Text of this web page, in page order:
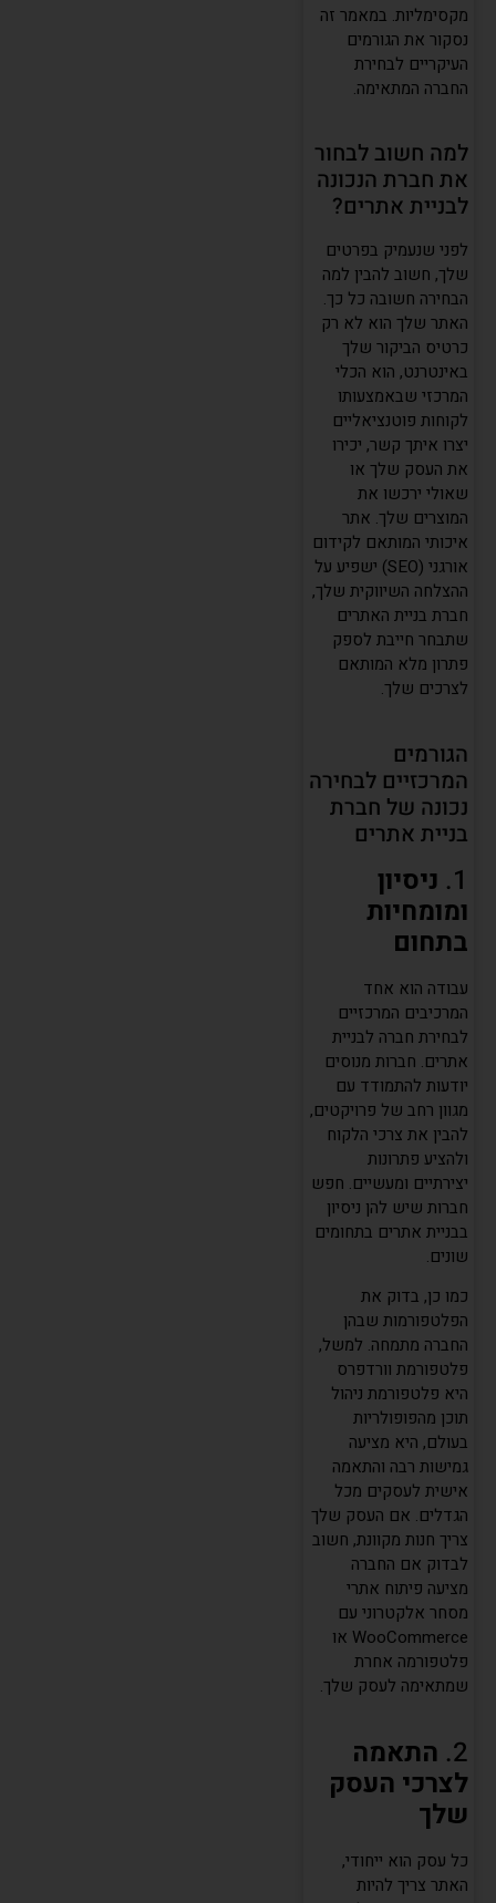
מקסימליות. במאמר זה
נסקור את הגורמים
העיקריים לבחירת
החברה המתאימה.
למה חשוב לבחור
את חברת הנכונה
לבניית אתרים?
לפני שנעמיק בפרטים
שלך, חשוב להבין למה
הבחירה חשובה כל כך.
האתר שלך הוא לא רק
כרטיס הביקור שלך
באינטרנט, הוא הכלי
המרכזי שבאמצעותו
לקוחות פוטנציאליים
יצרו איתך קשר, יכירו
את העסק שלך או
שאולי ירכשו את
המוצרים שלך. אתר
איכותי המותאם לקידום
אורגני (SEO) ישפיע על
ההצלחה השיווקית שלך,
חברת בניית האתרים
שתבחר חייבת לספק
פתרון מלא המותאם
לצרכים שלך.
הגורמים
המרכזיים לבחירה
נכונה של חברת
בניית אתרים
1. ניסיון
ומומחיות
בתחום
עבודה הוא אחד
המרכיבים המרכזיים
לבחירת חברה לבניית
אתרים. חברות מנוסים
יודעות להתמודד עם
מגוון רחב של פרויקטים,
להבין את צרכי הלקוח
ולהציע פתרונות
יצירתיים ומעשיים. חפש
חברות שיש להן ניסיון
בבניית אתרים בתחומים
שונים.
כמו כן, בדוק את
הפלטפורמות שבהן
החברה מתמחה. למשל,
פלטפורמת וורדפרס
היא פלטפורמת ניהול
תוכן מהפופולריות
בעולם, היא מציעה
גמישות רבה והתאמה
אישית לעסקים מכל
הגדלים. אם העסק שלך
צריך חנות מקוונת, חשוב
לבדוק אם החברה
מציעה פיתוח אתרי
מסחר אלקטרוני עם
WooCommerce או
פלטפורמה אחרת
שמתאימה לעסק שלך.
2. התאמה
לצרכי העסק
שלך
כל עסק הוא ייחודי,
האתר צריך להיות